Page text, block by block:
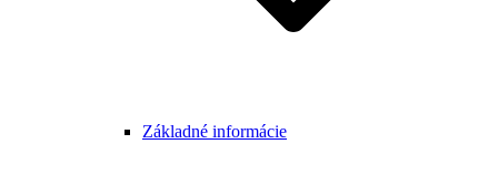
Základné informácie